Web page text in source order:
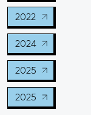
2022
2024
2025
2025